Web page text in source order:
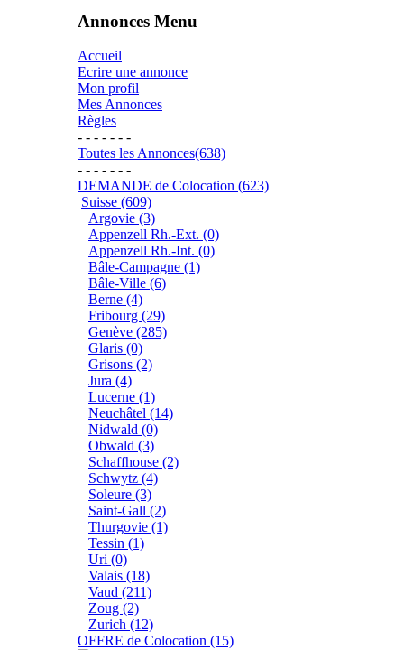
Annonces Menu
Accueil
Ecrire une annonce
Mon profil
Mes Annonces
Règles
- - - - - - -
Toutes les Annonces(638)
- - - - - - -
DEMANDE de Colocation (623)
Suisse (609)
Argovie (3)
Appenzell Rh.-Ext. (0)
Appenzell Rh.-Int. (0)
Bâle-Campagne (1)
Bâle-Ville (6)
Berne (4)
Fribourg (29)
Genève (285)
Glaris (0)
Grisons (2)
Jura (4)
Lucerne (1)
Neuchâtel (14)
Nidwald (0)
Obwald (3)
Schaffhouse (2)
Schwytz (4)
Soleure (3)
Saint-Gall (2)
Thurgovie (1)
Tessin (1)
Uri (0)
Valais (18)
Vaud (211)
Zoug (2)
Zurich (12)
OFFRE de Colocation (15)